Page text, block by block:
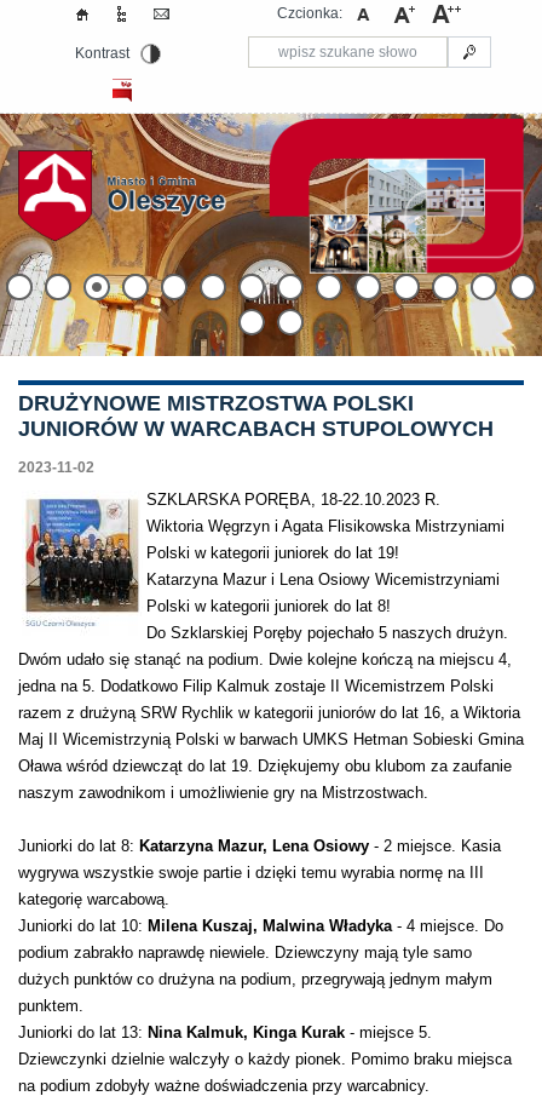
Czcionka:
Kontrast
​DRUŻYNOWE MISTRZOSTWA POLSKI
JUNIORÓW W WARCABACH STUPOLOWYCH
2023-11-02
SZKLARSKA PORĘBA, 18-22.10.2023 R.
Wiktoria Węgrzyn i Agata Flisikowska Mistrzyniami
Polski w kategorii juniorek do lat 19!
Katarzyna Mazur i Lena Osiowy Wicemistrzyniami
Polski w kategorii juniorek do lat 8!
Do Szklarskiej Poręby pojechało 5 naszych drużyn.
Dwóm udało się stanąć na podium. Dwie kolejne kończą na miejscu 4,
jedna na 5. Dodatkowo Filip Kalmuk zostaje II Wicemistrzem Polski
razem z drużyną SRW Rychlik w kategorii juniorów do lat 16, a Wiktoria
Maj II Wicemistrzynią Polski w barwach UMKS Hetman Sobieski Gmina
Oława wśród dziewcząt do lat 19. Dziękujemy obu klubom za zaufanie
naszym zawodnikom i umożliwienie gry na Mistrzostwach.
Juniorki do lat 8: Katarzyna Mazur, Lena Osiowy - 2 miejsce. Kasia
wygrywa wszystkie swoje partie i dzięki temu wyrabia normę na III
kategorię warcabową.
Juniorki do lat 10: Milena Kuszaj, Malwina Władyka- 4 miejsce. Do
podium zabrakło naprawdę niewiele. Dziewczyny mają tyle samo
dużych punktów co drużyna na podium, przegrywają jednym małym
punktem.
Juniorki do lat 13: Nina Kalmuk, Kinga Kurak - miejsce 5.
Dziewczynki dzielnie walczyły o każdy pionek. Pomimo braku miejsca
na podium zdobyły ważne doświadczenia przy warcabnicy.